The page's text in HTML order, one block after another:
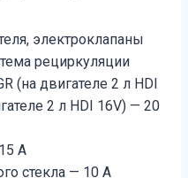
электроклапаны
рециркуляции
(на двигателе 2 л HDI
2 л HDI 16V) — 20
А
стекла — 10 А